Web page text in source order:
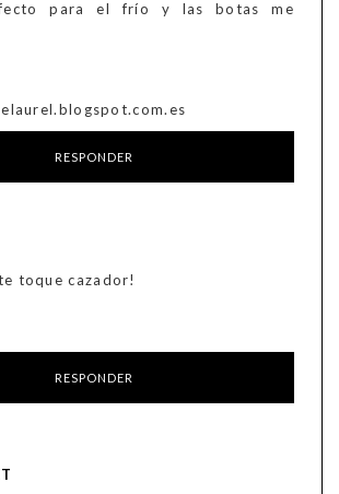
para el frío y las botas me
RESPONDER
toque cazador!
RESPONDER